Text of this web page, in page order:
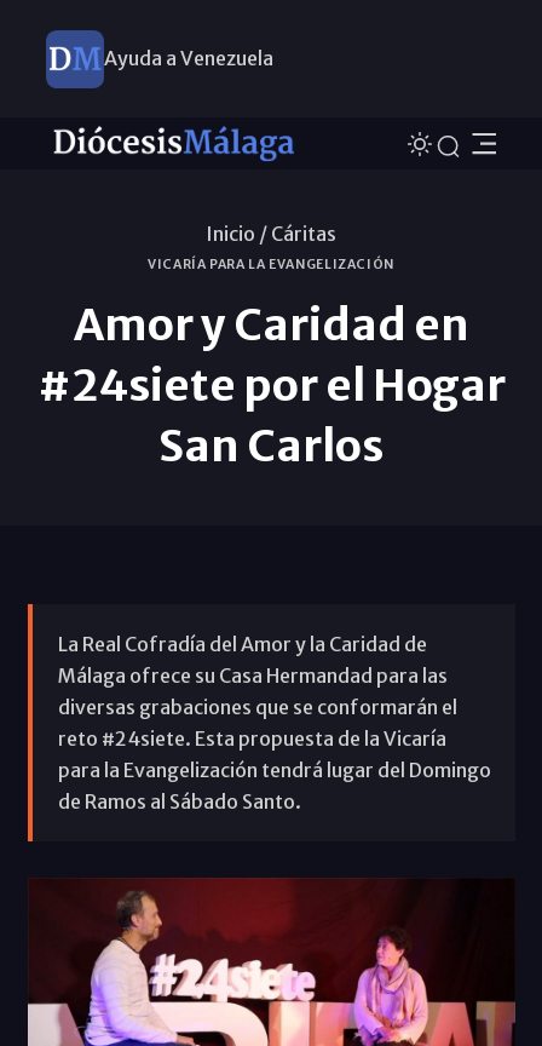
Ayuda a Venezuela
Inicio / Cáritas
VICARÍA PARA LA EVANGELIZACIÓN
Amor y Caridad en
#24siete por el Hogar
San Carlos
La Real Cofradía del Amor y la Caridad de
Málaga ofrece su Casa Hermandad para las
diversas grabaciones que se conformarán el
reto #24siete. Esta propuesta de la Vicaría
para la Evangelización tendrá lugar del Domingo
de Ramos al Sábado Santo.